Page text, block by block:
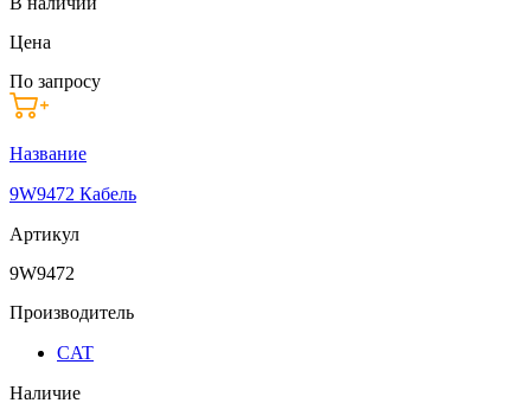
Цена
По запросу
Название
9W9472 Кабель
Артикул
9W9472
Производитель
CAT
Наличие